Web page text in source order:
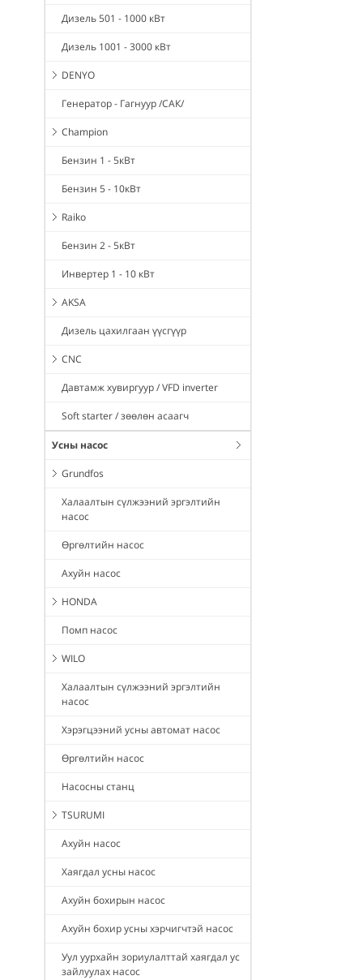
Дизель 501 - 1000 кВт
Дизель 1001 - 3000 кВт
DENYO
Генератор - Гагнуур /САК/
Champion
Бензин 1 - 5кВт
Бензин 5 - 10кВт
Raiko
Бензин 2 - 5кВт
Инвертер 1 - 10 кВт
AKSA
Дизель цахилгаан үүсгүүр
CNC
Давтамж хувиргуур / VFD inverter
Soft starter / зөөлөн асаагч
Усны насос
Grundfos
Халаалтын сүлжээний эргэлтийн
насос
Өргөлтийн насос
Ахуйн насос
HONDA
Помп насос
WILO
Халаалтын сүлжээний эргэлтийн
насос
Хэрэгцээний усны автомат насос
Өргөлтийн насос
Насосны станц
TSURUMI
Ахуйн насос
Хаягдал усны насос
Ахуйн бохирын насос
Ахуйн бохир усны хэрчигчтэй насос
Уул уурхайн зориулалттай хаягдал ус
зайлуулах насос